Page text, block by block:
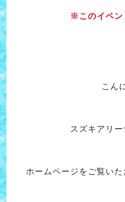
※このイベン
こん
スズキアリー
ホームページをご覧い